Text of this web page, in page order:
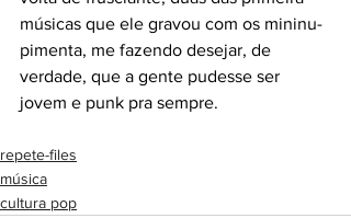
músicas que ele gravou com os mininu-
pimenta, me fazendo desejar, de
verdade, que a gente pudesse ser
jovem e punk pra sempre.
repete-files
música
cultura pop